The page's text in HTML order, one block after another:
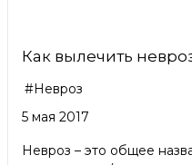
Как вылечить
#Невроз
5 мая 2017
Невроз – это общее